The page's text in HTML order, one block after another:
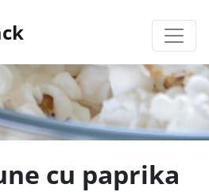
cu paprika